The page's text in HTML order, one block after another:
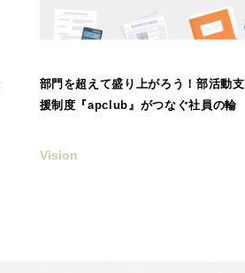
部門を超えて盛り上がろう！部活動支
援制度『apclub』がつなぐ社員の輪
Vision